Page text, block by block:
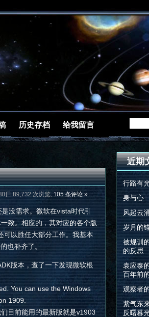
历史存档 给我留言
日 89,732 次浏览,105 条评论 »
没需求。微软在vista时代引
致。相应的，其对应的各个版
可以胜任大部分工作。我基本
也补齐了。
版本，查了一下发现微软根
You can use the Windows
1909.
目前能用的最新版就是v1903
近期
行路有
身与心
风起云
岁月的
被规训
的反思
袁应泰
百年前
观察者
紫气东
反曙暮